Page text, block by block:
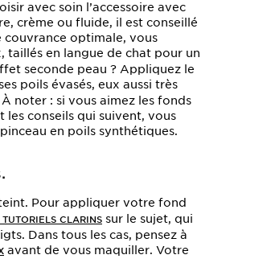
avec soin l’accessoire avec
crème ou fluide, il est conseillé
couvrance optimale, vous
taillés en langue de chat pour un
seconde peau ? Appliquez le
poils évasés, eux aussi très
noter : si vous aimez les fonds
conseils qui suivent, vous
en poils synthétiques.
Pour appliquer votre fond
TUTORIELS CLARINS sur le sujet, qui
Dans tous les cas, pensez à
avant de vous maquiller. Votre